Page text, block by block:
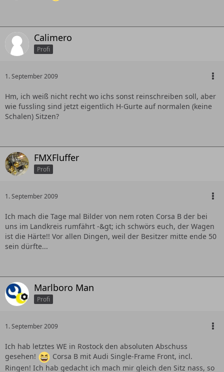
Calimero
Profi
1. September 2009
Hm, ich weiß nicht recht wo ichs sonst reinschreiben soll, aber
wie fussling sind jetzt eigentlich H-Gurte auf normalen (keine
Schalen) Sitzen?
FMXFluffer
Profi
1. September 2009
Ich mach die Tage mal Bilder von nem roten Corsa B der bei
uns im Landkreis rumfährt -&gt; ich schwörs euch, der Wagen
ist die Härte!! Vor allen Dingen, weil der Besitzer mitte ende 50
sein dürfte...
Marlboro Man
Profi
1. September 2009
Ich hab letztes WE in Rostock den absoluten Abschuss
gesehen!
Corsa B mit Audi Single-Frame Front, incl.
Ringen! Ich hab gedacht ich mach mir gleich den Sitz nass, so